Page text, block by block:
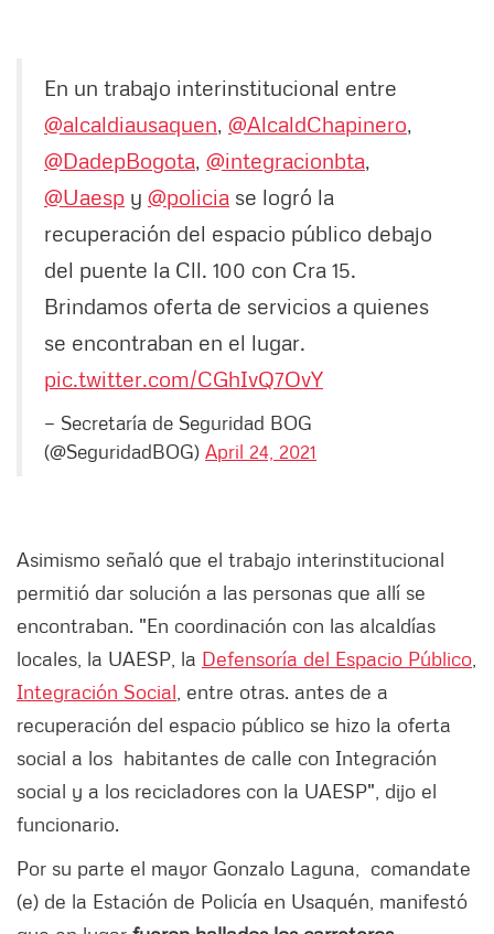
En un trabajo interinstitucional entre
@alcaldiausaquen @AlcaldChapinero
@DadepBogota @integracionbta
@Uaesp y @policia se logró la
recuperación del espacio público debajo
del puente la Cll. 100 con Cra 15.
Brindamos oferta de servicios a quienes
se encontraban en el lugar.
pic.twitter.com/CGhIvQ7OvY
— Secretaría de Seguridad BOG
(@SeguridadBOG) April 24, 2021
Asimismo señaló que el trabajo interinstitucional
permitió dar solución a las personas que allí se
encontraban. "En coordinación con las alcaldías
locales, la UAESP, la Defensoría del Espacio Público
Integración Social , entre otras. antes de a
recuperación del espacio público se hizo la oferta
social a los habitantes de calle con Integración
social y a los recicladores con la UAESP", dijo el
funcionario.
Por su parte el mayor Gonzalo Laguna, comandate
(e) de la Estación de Policía en Usaquén, manifestó